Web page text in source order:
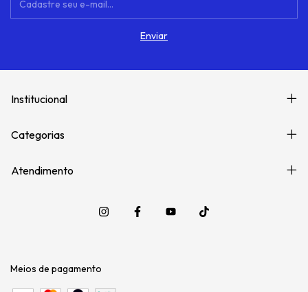
Institucional
Categorias
Atendimento
Meios de pagamento